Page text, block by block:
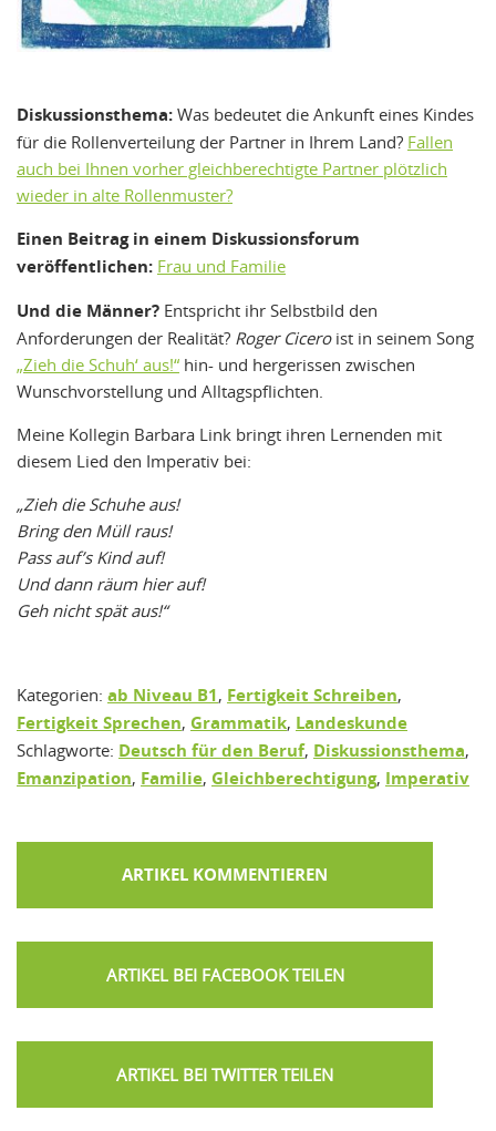
Diskussionsthema: Was bedeutet die Ankunft eines Kindes
für die Rollenverteilung der Partner in Ihrem Land? Fallen
auch bei Ihnen vorher gleichberechtigte Partner plötzlich
wieder in alte Rollenmuster?
Einen Beitrag in einem Diskussionsforum
veröffentlichen: Frau und Familie
Und die Männer? Entspricht ihr Selbstbild den
Anforderungen der Realität? Roger Ciceroist in seinem Song
„Zieh die Schuh‘ aus!“ hin- und hergerissen zwischen
Wunschvorstellung und Alltagspflichten.
Meine Kollegin Barbara Link bringt ihren Lernenden mit
diesem Lied den Imperativ bei:
„Zieh die Schuhe aus!
Bring den Müll raus!
Pass auf’s Kind auf!
Und dann räum hier auf!
Geh nicht spät aus!“
Kategorien: ab Niveau B1, Fertigkeit Schreiben,
Fertigkeit Sprechen, Grammatik, Landeskunde
Schlagworte: Deutsch für den Beruf, Diskussionsthema,
Emanzipation, Familie, Gleichberechtigung, Imperativ
ARTIKEL KOMMENTIEREN